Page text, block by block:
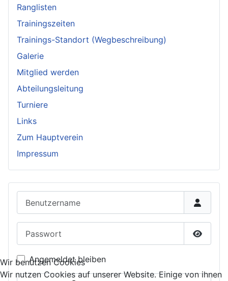
Ranglisten
Trainingszeiten
Trainings-Standort (Wegbeschreibung)
Galerie
Mitglied werden
Abteilungsleitung
Turniere
Links
Zum Hauptverein
Impressum
Angemeldet bleiben
Wir benutzen Cookies
Wir nutzen Cookies auf unserer Website. Einige von ihnen